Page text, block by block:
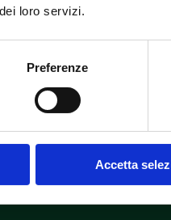
loro servizi.
Preferenze
Accetta
next time I comment.